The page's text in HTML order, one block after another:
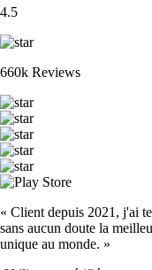
4.5
660k Reviews
« Client depuis 2021, j'ai
sans aucun doute la
unique au monde. »